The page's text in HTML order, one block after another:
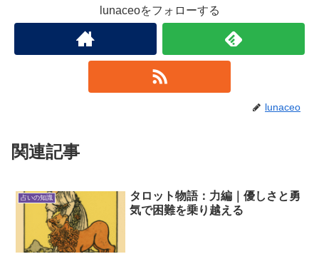
lunaceoをフォローする
lunaceo
関連記事
占いの知識
タロット物語：力編｜優しさと勇
気で困難を乗り越える